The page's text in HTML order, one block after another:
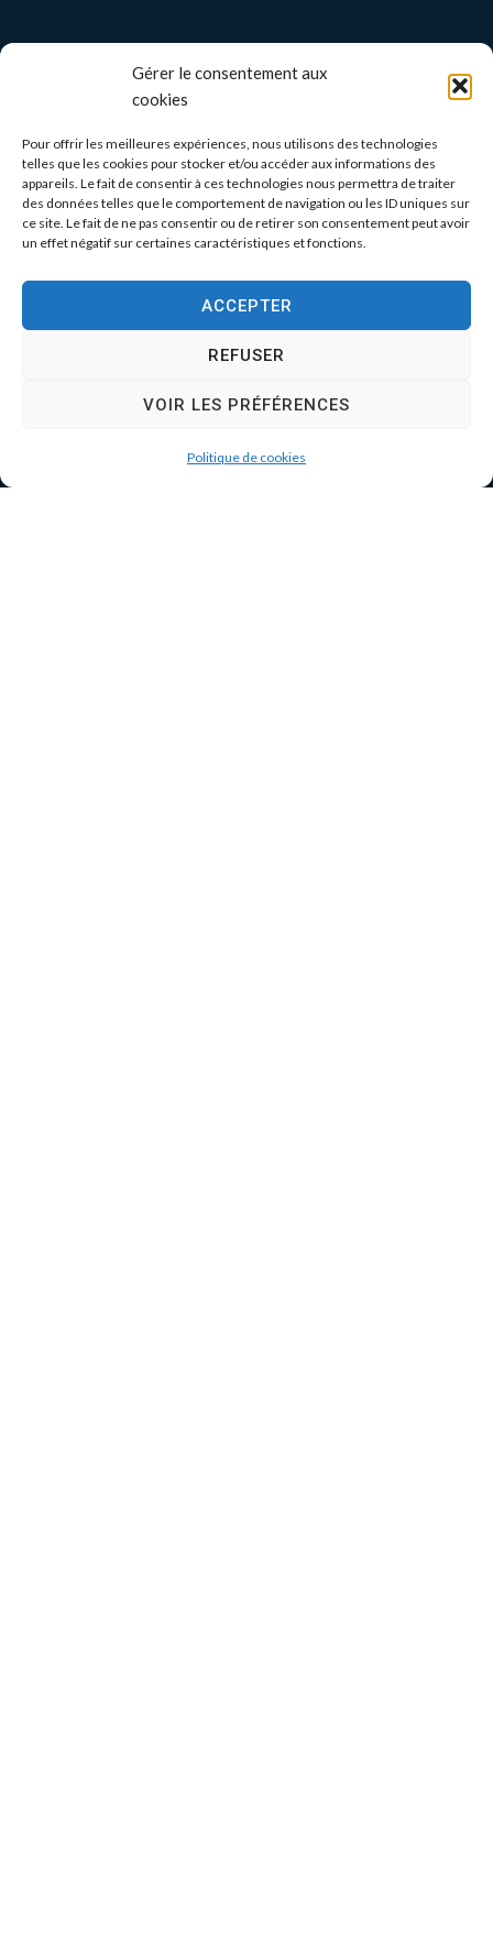
Gérer le consentement aux
cookies
Pour offrir les meilleures expériences, nous utilisons des technologies
telles que les cookies pour stocker et/ou accéder aux informations des
appareils. Le fait de consentir à ces technologies nous permettra de traiter
des données telles que le comportement de navigation ou les ID uniques sur
ce site. Le fait de ne pas consentir ou de retirer son consentement peut avoir
un effet négatif sur certaines caractéristiques et fonctions.
ACCEPTER
REFUSER
VOIR LES PRÉFÉRENCES
Politique de cookies